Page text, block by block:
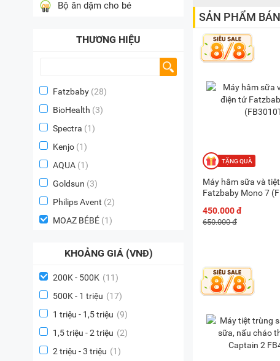
Bộ ăn dặm cho bé
THƯƠNG HIỆU
Fatzbaby (28)
BioHealth (3)
Spectra (1)
Kenjo (1)
AQUA (1)
Goldsun (3)
Philips Avent (2)
MOAZ BÉBÉ (1)
KHOẢNG GIÁ (VNĐ)
200K - 500K (11)
500K - 1 triệu (17)
1 triệu - 1,5 triệu (9)
1,5 triệu - 2 triệu (2)
2 triệu - 3 triệu (1)
SẢN PHẨM
Máy hâm sữa và
Fatzbaby Mono 7
450.000 đ
650.000 đ